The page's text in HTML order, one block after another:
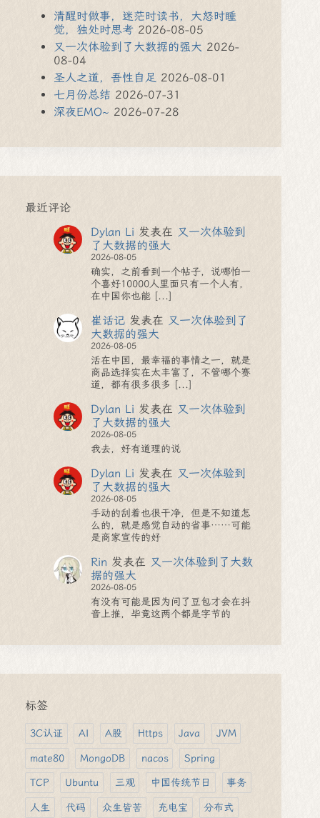
清醒时做事，迷茫时读书，大怒时睡
觉，独处时思考 2026-08-05
又一次体验到了大数据的强大 2026-
08-04
圣人之道，吾性自足 2026-08-01
七月份总结 2026-07-31
深夜EMO~ 2026-07-28
最近评论
Dylan Li 发表在 又一次体验到
了大数据的强大
2026-08-05
确实，之前看到一个帖子，说哪怕一
个喜好10000人里面只有一个人有，
在中国你也能 [...]
崔话记 发表在 又一次体验到了
大数据的强大
2026-08-05
活在中国，最幸福的事情之一，就是
商品选择实在太丰富了，不管哪个赛
道，都有很多很多 [...]
Dylan Li 发表在 又一次体验到
了大数据的强大
2026-08-05
我去，好有道理的说
Dylan Li 发表在 又一次体验到
了大数据的强大
2026-08-05
手动的刮着也很干净，但是不知道怎
么的，就是感觉自动的省事……可能
是商家宣传的好
Rin 发表在 又一次体验到了大数
据的强大
2026-08-05
有没有可能是因为问了豆包才会在抖
音上推，毕竟这两个都是字节的
标签
3C认证 AI A股 Https Java JVM
mate80 MongoDB nacos Spring
TCP Ubuntu 三观 中国传统节日 事务
人生 代码 众生皆苦 充电宝 分布式